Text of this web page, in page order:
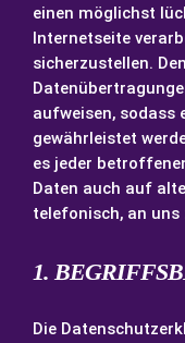
einen möglichst
Internetseite
sicherzustellen.
aufweisen, sodass
gewährleistet
es jeder
Daten auch auf
telefonisch, an
1.
Die